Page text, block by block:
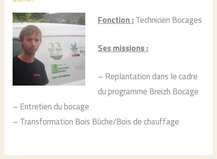
Fonction :Technicien Bocages
Ses missions :
– Replantation dans le cadre
du programme Breizh Bocage
– Entretien du bocage
– Transformation Bois Bûche/Bois de chauffage